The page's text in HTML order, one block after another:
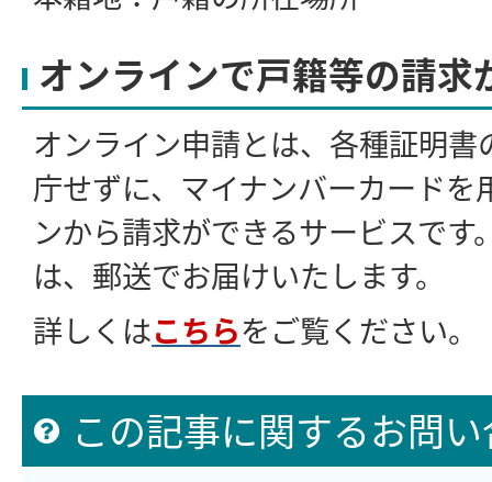
オンラインで戸籍等の請求
オンライン申請とは、各種証明
庁せずに、マイナンバーカードを
ンから請求ができるサービスです
は、郵送でお届けいたします。
詳しくはこちらをご覧ください。
この記事に関するお問